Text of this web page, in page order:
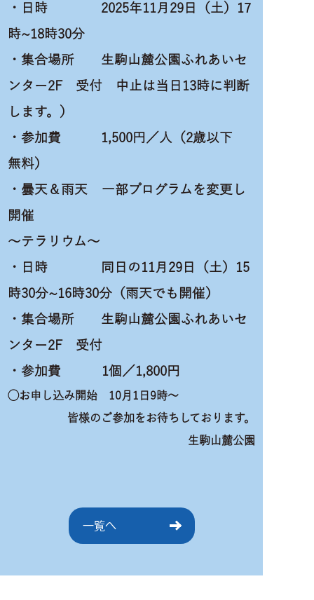
・日時 2025年11月29日（土）17
時~18時30分
・集合場所 生駒山麓公園ふれあいセ
ンター2F 受付 中止は当日13時に判断
します。）
・参加費 1,500円／人（2歳以下
無料）
・曇天＆雨天 一部プログラムを変更し
開催
～テラリウム～
・日時 同日の11月29日（土）15
時30分~16時30分（雨天でも開催）
・集合場所 生駒山麓公園ふれあいセ
ンター2F 受付
・参加費 1個／1,800円
◯お申し込み開始 10月1日9時～
皆様のご参加をお待ちしております。
生駒山麓公園
一覧へ